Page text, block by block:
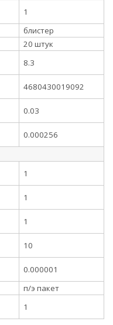
1
блистер
20 штук
8.3
4680430019092
0.03
0.000256
1
1
1
10
0.000001
п/э пакет
1